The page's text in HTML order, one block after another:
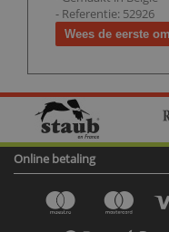
- Referentie: 52926
Wees de eerste
Online betaling